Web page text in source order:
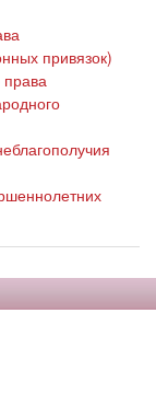
привязок)
права